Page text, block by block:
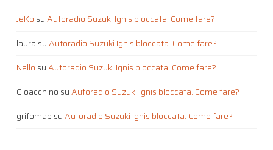
JeKo suAutoradio Suzuki Ignis bloccata. Come fare?
laura suAutoradio Suzuki Ignis bloccata. Come fare?
Nello suAutoradio Suzuki Ignis bloccata. Come fare?
Gioacchino suAutoradio Suzuki Ignis bloccata. Come fare?
grifomap suAutoradio Suzuki Ignis bloccata. Come fare?